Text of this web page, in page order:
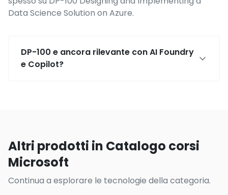
Data Science Solution on Azure.
DP-100 e ancora rilevante con AI Foundry
e Copilot?
Altri prodotti in Catalogo corsi
Microsoft
Continua a esplorare le tecnologie della categoria.